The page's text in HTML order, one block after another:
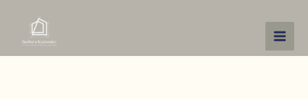
treści